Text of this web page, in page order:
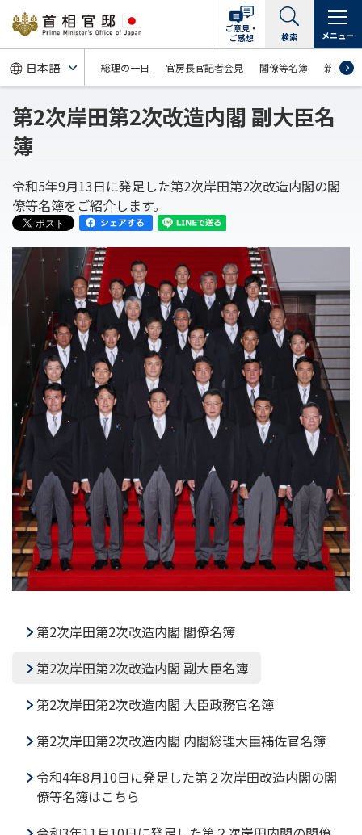
総理の一日 官房長官記者会見 閣僚等名簿 新着情報
ご意見・
ご感想
検索 メニュー
第2次岸田第2次改造内閣 副大臣名
簿
令和5年9月13日に発足した第2次岸田第2次改造内閣の閣
僚等名簿をご紹介します。
第2次岸田第2次改造内閣 閣僚名簿
第2次岸田第2次改造内閣 副大臣名簿
第2次岸田第2次改造内閣 大臣政務官名簿
第2次岸田第2次改造内閣 内閣総理大臣補佐官名簿
令和4年8月10日に発足した第２次岸田改造内閣の閣
僚等名簿はこちら